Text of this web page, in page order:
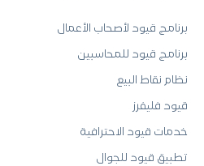
برنامج قيود لأصحاب الأعمال
برنامج قيود للمحاسبين
نظام نقاط البيع
قيود فليفرز
خدمات قيود الاحترافية
تطبيق قيود للجوال